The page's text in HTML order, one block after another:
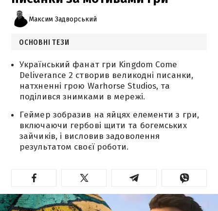
Максим Задворський
ОСНОВНІ ТЕЗИ
Український фанат гри Kingdom Come
Deliverance 2 створив великодні писанки,
натхненні грою Warhorse Studios, та
поділився знимками в мережі.
Геймер зобразив на яйцях елементи з гри,
включаючи гербові щити та богемських
зайчиків, і висловив задоволення
результатом своєї роботи.